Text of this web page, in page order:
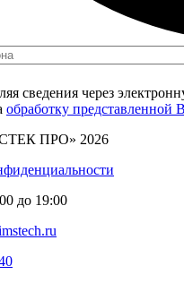
сведения через
обработку
ПРО» 2026
до 19:00